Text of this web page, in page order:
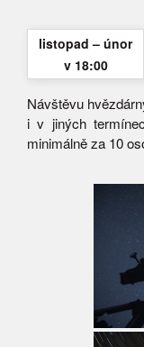
listopad – únor
v 18:00
Návštěvu
i v jiných
minimálně za 10